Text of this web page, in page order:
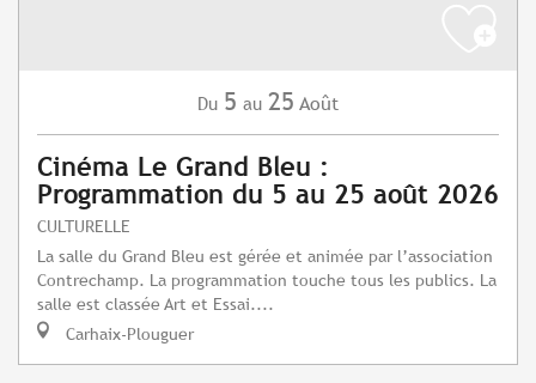
Du 5 au 25 Août
Cinéma Le Grand Bleu :
Programmation du 5 au 25 août 2026
CULTURELLE
La salle du Grand Bleu est gérée et animée par l’association
Contrechamp. La programmation touche tous les publics. La
salle est classée Art et Essai....
Carhaix-Plouguer